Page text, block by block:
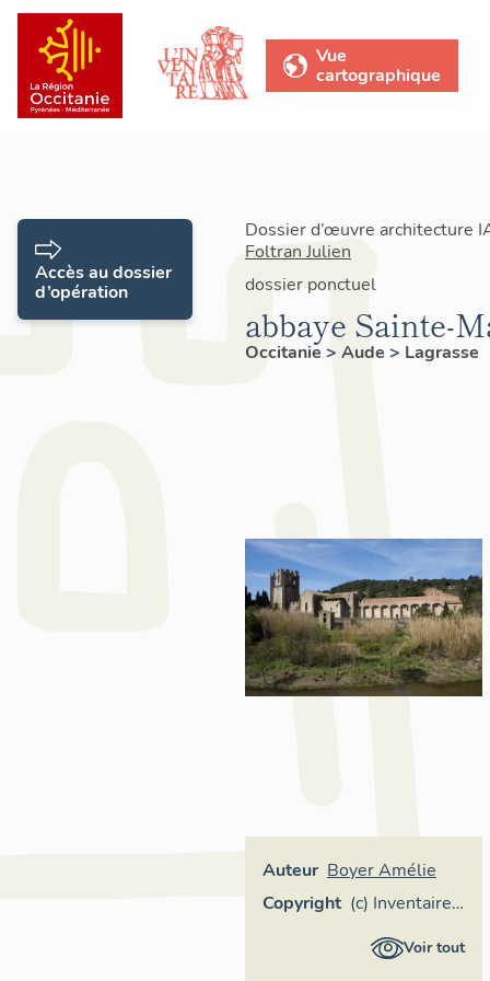
Vue
cartographique
Dossier d’œuvre architecture
Foltran Julien
dossier ponctuel
abbaye Sainte-
Occitanie > Aude > Lagrasse
Auteur Boyer Amélie
Copyright (c) Inventaire
généralVoir tout
Accès au dossier
d’opération